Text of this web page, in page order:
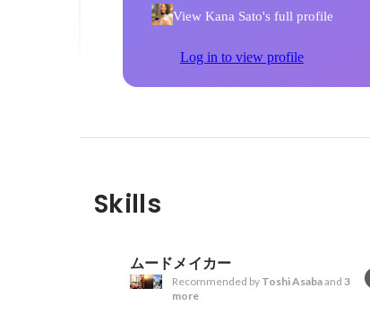
View Kana Sato's full profile
Log in to view profile
Skills
ムードメイカー
Recommended by Toshi Asabaand 3
more